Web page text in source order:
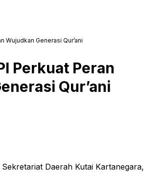
Wujudkan Generasi Qur’ani
Perkuat Peran
Qur’ani
Daerah Kutai Kartanegara,